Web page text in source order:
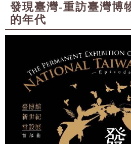
發現臺灣-重訪臺灣博
的年代